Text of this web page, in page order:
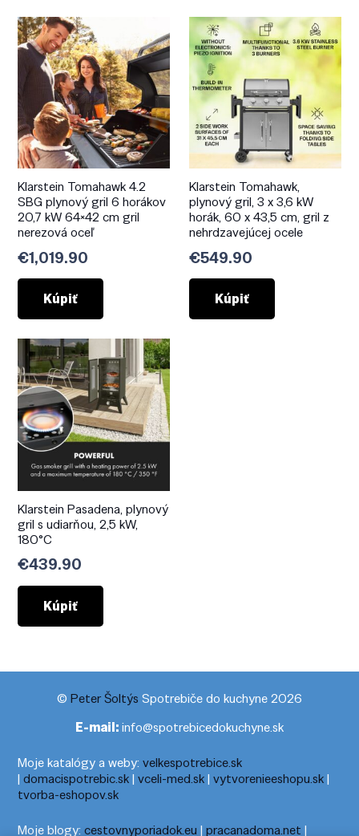
Klarstein Tomahawk 4.2
SBG plynový gril 6 horákov
20,7 kW 64×42 cm gril
nerezová oceľ
€1,019.90
Kúpiť
Klarstein Tomahawk,
plynový gril, 3 x 3,6 kW
horák, 60 x 43,5 cm, gril z
nehrdzavejúcej ocele
€549.90
Kúpiť
Klarstein Pasadena, plynový
gril s udiarňou, 2,5 kW,
180°C
€439.90
Kúpiť
© Peter Šoltýs Spotrebiče do kuchyne 2026
E-mail:info@spotrebicedokuchyne.sk
Moje katalógy a weby:velkespotrebice.sk
|domacispotrebic.sk|vceli-med.sk|vytvorenieeshopu.sk|
tvorba-eshopov.sk
Moje blogy:cestovnyporiadok.eu |pracanadoma.net |